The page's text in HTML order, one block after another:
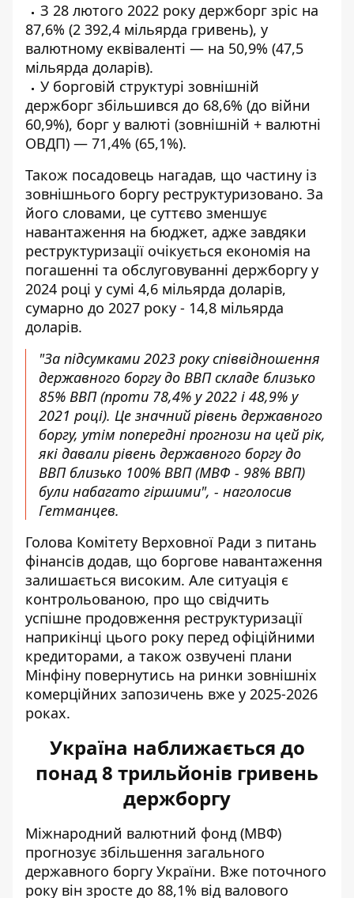
З 28 лютого 2022 року держборг зріс на
87,6% (2 392,4 мільярда гривень), у
валютному еквіваленті — на 50,9% (47,5
мільярда доларів).
У борговій структурі зовнішній
держборг збільшився до 68,6% (до війни
60,9%), борг у валюті (зовнішній + валютні
ОВДП) — 71,4% (65,1%).
Також посадовець нагадав, що частину із
зовнішнього боргу реструктуризовано. За
його словами, це суттєво зменшує
навантаження на бюджет, адже завдяки
реструктуризації очікується економія на
погашенні та обслуговуванні держборгу у
2024 році у сумі 4,6 мільярда доларів,
сумарно до 2027 року - 14,8 мільярда
доларів.
"За підсумками 2023 року співвідношення
державного боргу до ВВП складе близько
85% ВВП (проти 78,4% у 2022 і 48,9% у
2021 році). Це значний рівень державного
боргу, утім попередні прогнози на цей рік,
які давали рівень державного боргу до
ВВП близько 100% ВВП (МВФ - 98% ВВП)
були набагато гіршими", - наголосив
Гетманцев.
Голова Комітету Верховної Ради з питань
фінансів додав, що боргове навантаження
залишається високим. Але ситуація є
контрольованою, про що свідчить
успішне продовження реструктуризації
наприкінці цього року перед офіційними
кредиторами, а також озвучені плани
Мінфіну повернутись на ринки зовнішніх
комерційних запозичень вже у 2025-2026
роках.
Україна наближається до
понад 8 трильйонів гривень
держборгу
Міжнародний валютний фонд (МВФ)
прогнозує збільшення загального
державного боргу України. Вже поточного
року він зросте до 88,1% від валового